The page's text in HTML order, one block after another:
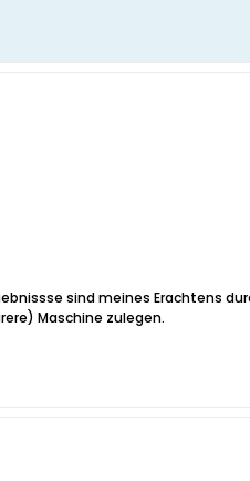
sind meines Erachtens
Maschine zulegen.